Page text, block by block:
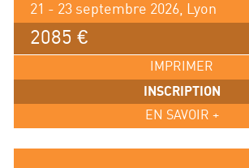
21 - 23 septembre 2026, Lyon
2085 €
IMPRIMER
INSCRIPTION
EN SAVOIR +